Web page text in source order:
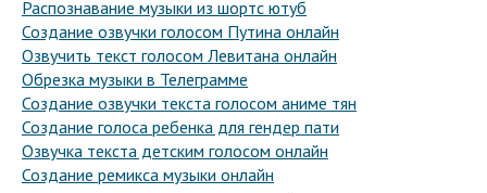
Распознавание музыки из шортс ютуб
Создание озвучки голосом Путина онлайн
Озвучить текст голосом Левитана онлайн
Обрезка музыки в Телеграмме
Создание озвучки текста голосом аниме тян
Создание голоса ребенка для гендер пати
Озвучка текста детским голосом онлайн
Создание ремикса музыки онлайн